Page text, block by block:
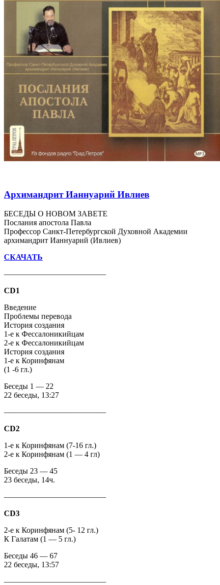
Архимандрит Ианнуарий Ивлиев
БЕСЕДЫ О НОВОМ ЗАВЕТЕ
Послания апостола Павла
Профессор Санкт-Петербургской Духовной Академии
архимандрит Ианнуарий (Ивлиев)
СКАЧАТЬ
—————————————
CD1
Введение
Проблемы перевода
История создания
1-е к Фессалоникийцам
2-е к Фессалоникийцам
История создания
1-е к Коринфянам
(1 -6 гл.)
Беседы 1 — 22
22 беседы, 13:27
—————————————
CD2
1-е к Коринфянам (7-16 гл.)
2-е к Коринфянам (1 — 4 гл)
Беседы 23 — 45
23 беседы, 14ч.
—————————————
CD3
2-е к Коринфянам (5- 12 гл.)
К Галатам (1 — 5 гл.)
Беседы 46 — 67
22 беседы, 13:57
—————————————